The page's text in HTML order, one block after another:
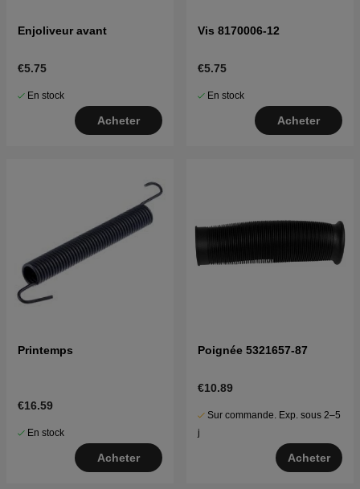
Enjoliveur avant
€5.75
En stock
Acheter
Vis 8170006-12
€5.75
En stock
Acheter
Printemps
€16.59
En stock
Acheter
Poignée 5321657-87
€10.89
Sur commande. Exp. sous 2–5
j
Acheter